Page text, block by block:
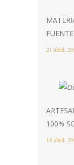
21 abril,
100%
14 abril,